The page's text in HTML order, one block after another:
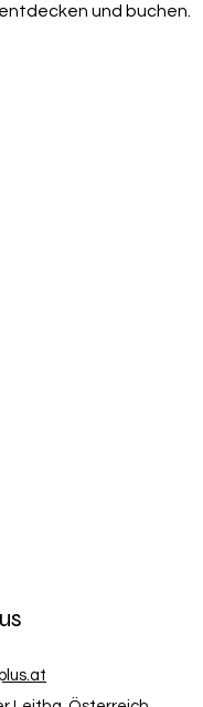
und buchen.